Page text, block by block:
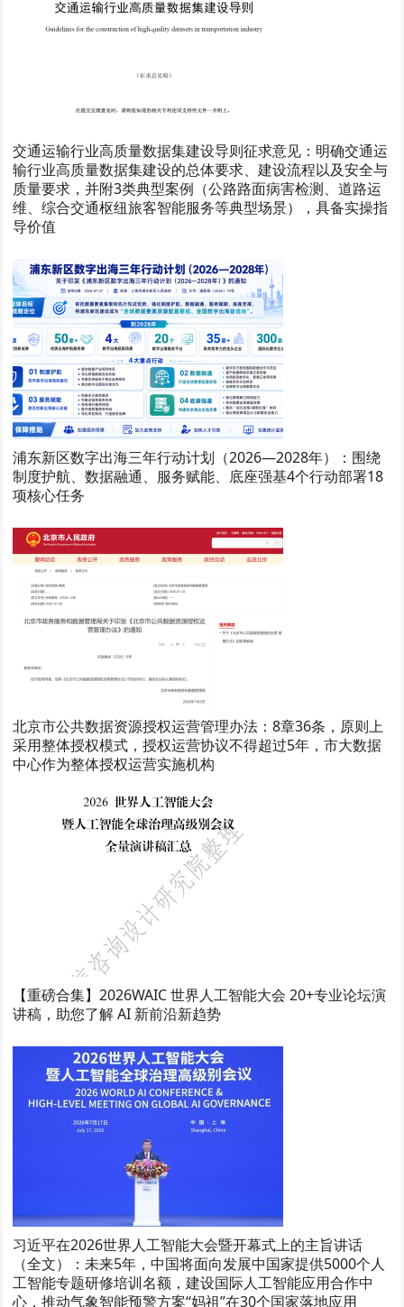
交通运输行业高质量数据集建设导则征求意见：明确交通运
输行业高质量数据集建设的总体要求、建设流程以及安全与
质量要求，并附3类典型案例（公路路面病害检测、道路运
维、综合交通枢纽旅客智能服务等典型场景），具备实操指
导价值
浦东新区数字出海三年行动计划（2026—2028年）：围绕
制度护航、数据融通、服务赋能、底座强基4个行动部署18
项核心任务
北京市公共数据资源授权运营管理办法：8章36条，原则上
采用整体授权模式，授权运营协议不得超过5年，市大数据
中心作为整体授权运营实施机构
【重磅合集】2026WAIC 世界人工智能大会 20+专业论坛演
讲稿，助您了解 AI 新前沿新趋势
习近平在2026世界人工智能大会暨开幕式上的主旨讲话
（全文）：未来5年，中国将面向发展中国家提供5000个人
工智能专题研修培训名额，建设国际人工智能应用合作中
心，推动气象智能预警方案“妈祖”在30个国家落地应用